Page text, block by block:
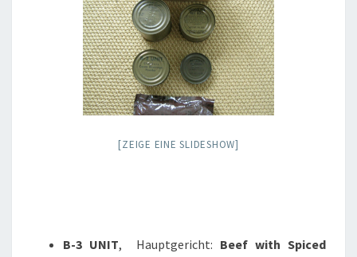
[ZEIGE EINE SLIDESHOW]
B-3 UNIT, Hauptgericht: Beef with Spiced